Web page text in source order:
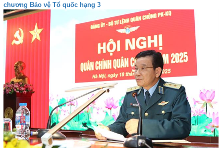
chương Bảo vệ Tổ quốc hạng 3